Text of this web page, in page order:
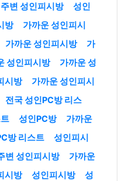
주변 성인피시방
성인
방
가까운 성인피시
가까운 성인피시방
가
성인피시방
가까운 성
시방
가까운 성인피시
전국 성인PC방 리스
성인PC방
가까운
방 리스트
성인피시
변 성인피시방
가까운
시방 성인피시방
성